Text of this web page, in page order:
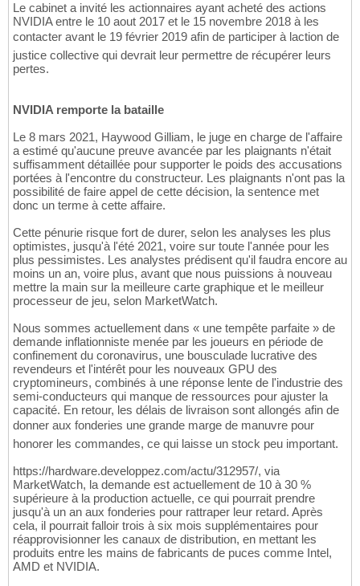
Le cabinet a invité les actionnaires ayant acheté des actions
NVIDIA entre le 10 aout 2017 et le 15 novembre 2018 à les
contacter avant le 19 février 2019 afin de participer à laction de
justice collective qui devrait leur permettre de récupérer leurs
pertes.
NVIDIA remporte la bataille
Le 8 mars 2021, Haywood Gilliam, le juge en charge de l'affaire
a estimé qu'aucune preuve avancée par les plaignants n'était
suffisamment détaillée pour supporter le poids des accusations
portées à l'encontre du constructeur. Les plaignants n'ont pas la
possibilité de faire appel de cette décision, la sentence met
donc un terme à cette affaire.
Cette pénurie risque fort de durer, selon les analyses les plus
optimistes, jusqu'à l'été 2021, voire sur toute l'année pour les
plus pessimistes. Les analystes prédisent qu'il faudra encore au
moins un an, voire plus, avant que nous puissions à nouveau
mettre la main sur la meilleure carte graphique et le meilleur
processeur de jeu, selon MarketWatch.
Nous sommes actuellement dans « une tempête parfaite » de
demande inflationniste menée par les joueurs en période de
confinement du coronavirus, une bousculade lucrative des
revendeurs et l'intérêt pour les nouveaux GPU des
cryptomineurs, combinés à une réponse lente de l'industrie des
semi-conducteurs qui manque de ressources pour ajuster la
capacité. En retour, les délais de livraison sont allongés afin de
donner aux fonderies une grande marge de manuvre pour
honorer les commandes, ce qui laisse un stock peu important.
https://hardware.developpez.com/actu/312957/, via
MarketWatch, la demande est actuellement de 10 à 30 %
supérieure à la production actuelle, ce qui pourrait prendre
jusqu'à un an aux fonderies pour rattraper leur retard. Après
cela, il pourrait falloir trois à six mois supplémentaires pour
réapprovisionner les canaux de distribution, en mettant les
produits entre les mains de fabricants de puces comme Intel,
AMD et NVIDIA.